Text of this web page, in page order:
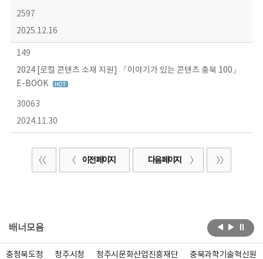
2597
2025.12.16
149
2024 [로컬 콘텐츠 소재 지원] 『이야기가 있는 콘텐츠 충북 100』
E-BOOK
30063
2024.11.30
이전 페이지 다음 페이지
배너모음
충청북도청 청주시청 청주시문화산업진흥재단 충북과학기술혁신원